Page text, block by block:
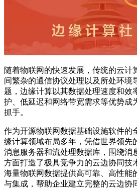
随着物联网的快速发展，传统的云计
间繁杂的通信协议处理以及所处环境
题，边缘计算以其数据处理速度和效
护、低延迟和网络带宽需求等优势成
抓手。
作为开源物联网数据基础设施软件的
缘计算领域布局多年，凭借世界领先
消息服务器和流处理数据库，围绕消
方面打造了极具竞争力的云边协同技
海量物联网数据提供高可靠、高性能
与集成，帮助企业建立完整的云边协